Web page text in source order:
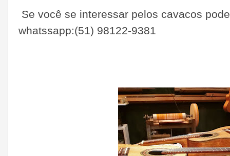
Se você se interessar pelos cavacos
whatssapp:(51) 98122-9381